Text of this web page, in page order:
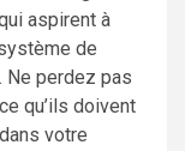
aspirent à
de
Ne perdez pas
qu’ils doivent
votre